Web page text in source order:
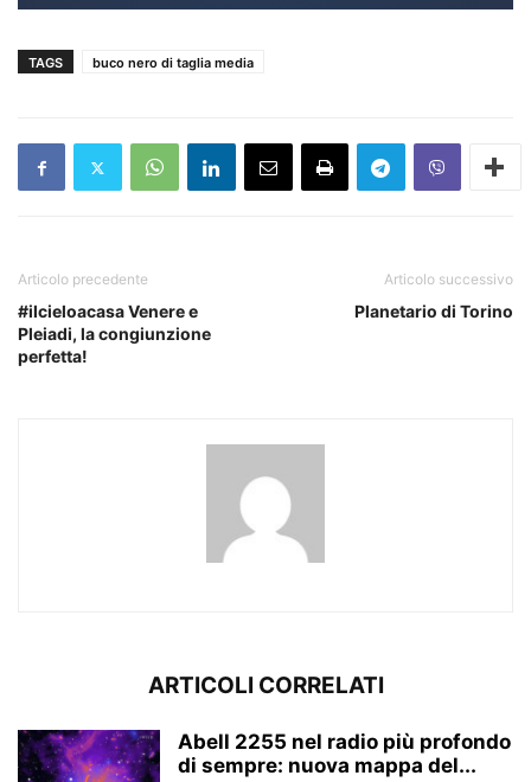
TAGS buco nero di taglia media
Articolo precedente
#ilcieloacasa Venere e
Pleiadi, la congiunzione
perfetta!
Articolo successivo
Planetario di Torino
ARTICOLI CORRELATI
Abell 2255 nel radio più profondo
di sempre: nuova mappa del...